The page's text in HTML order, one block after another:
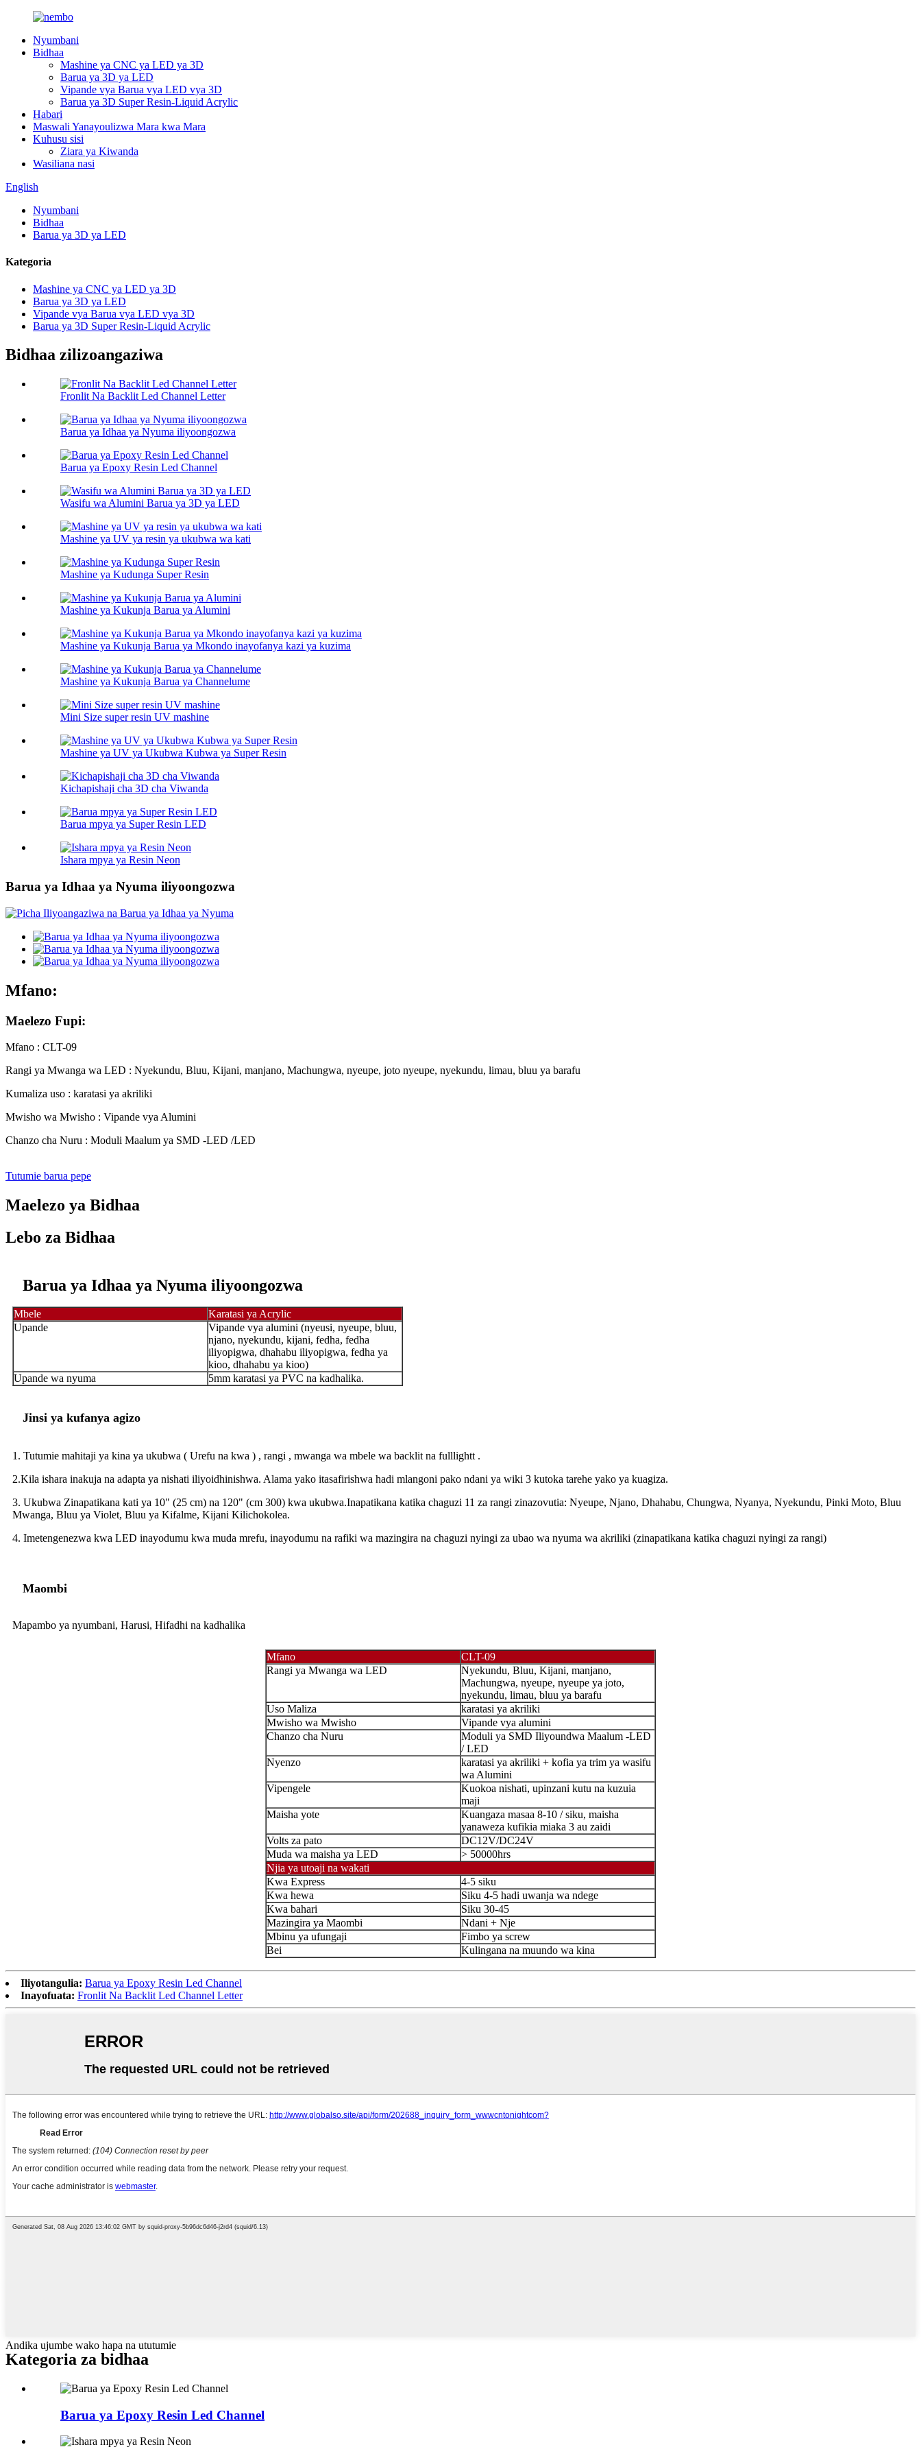
Nyumbani
Bidhaa
Mashine ya CNC ya LED ya 3D
Barua ya 3D ya LED
Vipande vya Barua vya LED vya 3D
Barua ya 3D Super Resin-Liquid Acrylic
Habari
Maswali Yanayoulizwa Mara kwa Mara
Kuhusu sisi
Ziara ya Kiwanda
Wasiliana nasi
English
Nyumbani
Bidhaa
Barua ya 3D ya LED
Kategoria
Mashine ya CNC ya LED ya 3D
Barua ya 3D ya LED
Vipande vya Barua vya LED vya 3D
Barua ya 3D Super Resin-Liquid Acrylic
Bidhaa zilizoangaziwa
Fronlit Na Backlit Led Channel Letter
Barua ya Idhaa ya Nyuma iliyoongozwa
Barua ya Epoxy Resin Led Channel
Wasifu wa Alumini Barua ya 3D ya LED
Mashine ya UV ya resin ya ukubwa wa kati
Mashine ya Kudunga Super Resin
Mashine ya Kukunja Barua ya Alumini
Mashine ya Kukunja Barua ya Mkondo inayofanya kazi ya kuzima
Mashine ya Kukunja Barua ya Channelume
Mini Size super resin UV mashine
Mashine ya UV ya Ukubwa Kubwa ya Super Resin
Kichapishaji cha 3D cha Viwanda
Barua mpya ya Super Resin LED
Ishara mpya ya Resin Neon
Barua ya Idhaa ya Nyuma iliyoongozwa
Mfano:
Maelezo Fupi:
Mfano : CLT-09
Rangi ya Mwanga wa LED : Nyekundu, Bluu, Kijani, manjano, Machungwa, nyeupe, joto nyeupe, nyekundu, limau, bluu ya barafu
Kumaliza uso : karatasi ya akriliki
Mwisho wa Mwisho : Vipande vya Alumini
Chanzo cha Nuru : Moduli Maalum ya SMD -LED /LED
Tutumie barua pepe
Maelezo ya Bidhaa
Lebo za Bidhaa
Barua ya Idhaa ya Nyuma iliyoongozwa
Mbele
Karatasi ya Acrylic
Upande
Vipande vya alumini (nyeusi, nyeupe, bluu,
njano, nyekundu, kijani, fedha, fedha
iliyopigwa, dhahabu iliyopigwa, fedha ya
kioo, dhahabu ya kioo)
Upande wa nyuma
5mm karatasi ya PVC na kadhalika.
Jinsi ya kufanya agizo
1. Tutumie mahitaji ya kina ya ukubwa ( Urefu na kwa ) , rangi , mwanga wa mbele wa backlit na fulllightt .
2.Kila ishara inakuja na adapta ya nishati iliyoidhinishwa. Alama yako itasafirishwa hadi mlangoni pako ndani ya wiki 3 kutoka tarehe yako ya kuagiza.
3. Ukubwa Zinapatikana kati ya 10" (25 cm) na 120" (cm 300) kwa ukubwa.Inapatikana katika chaguzi 11 za rangi zinazovutia: Nyeupe, Njano, Dhahabu, Chungwa, Nyanya, Nyekundu, Pinki Moto, Bluu
Mwanga, Bluu ya Violet, Bluu ya Kifalme, Kijani Kilichokolea.
4. Imetengenezwa kwa LED inayodumu kwa muda mrefu, inayodumu na rafiki wa mazingira na chaguzi nyingi za ubao wa nyuma wa akriliki (zinapatikana katika chaguzi nyingi za rangi)
Maombi
Mapambo ya nyumbani, Harusi, Hifadhi na kadhalika
Mfano
CLT-09
Rangi ya Mwanga wa LED
Nyekundu, Bluu, Kijani, manjano,
Machungwa, nyeupe, nyeupe ya joto,
nyekundu, limau, bluu ya barafu
Uso Maliza
karatasi ya akriliki
Mwisho wa Mwisho
Vipande vya alumini
Chanzo cha Nuru
Moduli ya SMD Iliyoundwa Maalum -LED
/ LED
Nyenzo
karatasi ya akriliki + kofia ya trim ya wasifu
wa Alumini
Vipengele
Kuokoa nishati, upinzani kutu na kuzuia
maji
Maisha yote
Kuangaza masaa 8-10 / siku, maisha
yanaweza kufikia miaka 3 au zaidi
Volts za pato
DC12V/DC24V
Muda wa maisha ya LED
> 50000hrs
Njia ya utoaji na wakati
Kwa Express
4-5 siku
Kwa hewa
Siku 4-5 hadi uwanja wa ndege
Kwa bahari
Siku 30-45
Mazingira ya Maombi
Ndani + Nje
Mbinu ya ufungaji
Fimbo ya screw
Bei
Kulingana na muundo wa kina
Iliyotangulia: Barua ya Epoxy Resin Led Channel
Inayofuata: Fronlit Na Backlit Led Channel Letter
Andika ujumbe wako hapa na ututumie
Kategoria za bidhaa
Barua ya Epoxy Resin Led Channel